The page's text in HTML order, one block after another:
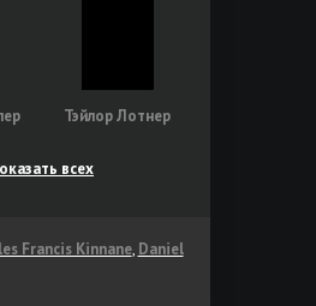
Тэйлор Лотнер
всех
Francis Kinnane, Daniel